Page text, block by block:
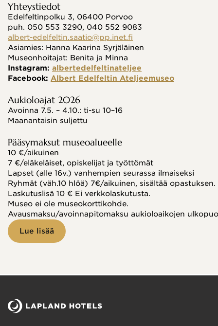
Yhteystiedot
Edelfeltinpolku 3, 06400 Porvoo
puh. 050 553 3290, 040 552 9083
albert-edelfeltin.saatio@pp.inet.fi
Asiamies: Hanna Kaarina Syrjäläinen
Museonhoitajat: Benita ja Minna
Instagram: albertedelfeltinateljee
Facebook: Albert Edelfeltin Ateljeemuseo
Aukioloajat 2026
Avoinna 7.5. – 4.10.: ti-su 10–16
Maanantaisin suljettu
Pääsymaksut museoalueelle
10 €/aikuinen
7 €/eläkeläiset, opiskelijat ja työttömät
Lapset (alle 16v.) vanhempien seurassa ilmaiseksi
Ryhmät (väh.10 hlöä) 7€/aikuinen, sisältää
Laskutuslisä 10 € Ei verkkolaskutusta.
Museo ei ole museokorttikohde.
Avausmaksu/avoinnapitomaksu aukioloaikojen
Lue lisää